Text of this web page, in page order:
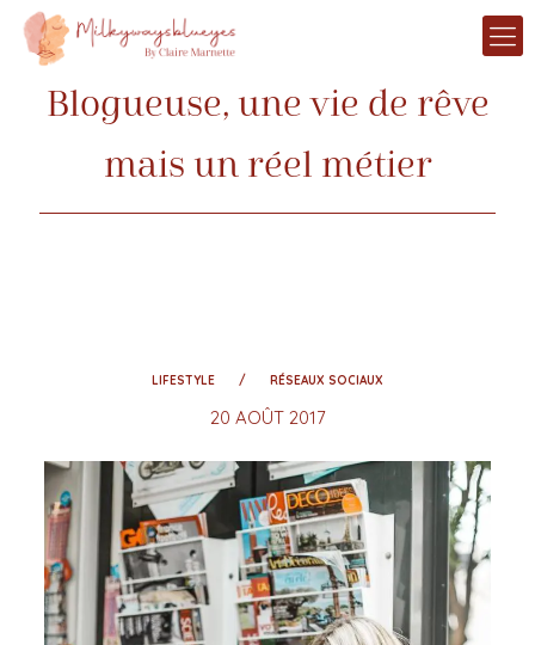
Blogueuse, une vie de rêve
mais un réel métier
LIFESTYLE RÉSEAUX SOCIAUX
20 AOÛT 2017